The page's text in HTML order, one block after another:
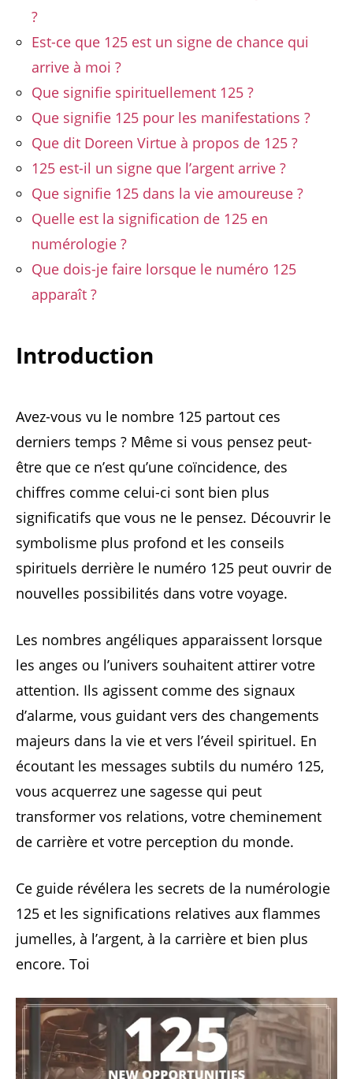
?
Est-ce que 125 est un signe de chance qui
arrive à moi ?
Que signifie spirituellement 125 ?
Que signifie 125 pour les manifestations ?
Que dit Doreen Virtue à propos de 125 ?
125 est-il un signe que l’argent arrive ?
Que signifie 125 dans la vie amoureuse ?
Quelle est la signification de 125 en
numérologie ?
Que dois-je faire lorsque le numéro 125
apparaît ?
Introduction
Avez-vous vu le nombre 125 partout ces
derniers temps ? Même si vous pensez peut-
être que ce n’est qu’une coïncidence, des
chiffres comme celui-ci sont bien plus
significatifs que vous ne le pensez. Découvrir le
symbolisme plus profond et les conseils
spirituels derrière le numéro 125 peut ouvrir de
nouvelles possibilités dans votre voyage.
Les nombres angéliques apparaissent lorsque
les anges ou l’univers souhaitent attirer votre
attention. Ils agissent comme des signaux
d’alarme, vous guidant vers des changements
majeurs dans la vie et vers l’éveil spirituel. En
écoutant les messages subtils du numéro 125,
vous acquerrez une sagesse qui peut
transformer vos relations, votre cheminement
de carrière et votre perception du monde.
Ce guide révélera les secrets de la numérologie
125 et les significations relatives aux flammes
jumelles, à l’argent, à la carrière et bien plus
encore. Toi